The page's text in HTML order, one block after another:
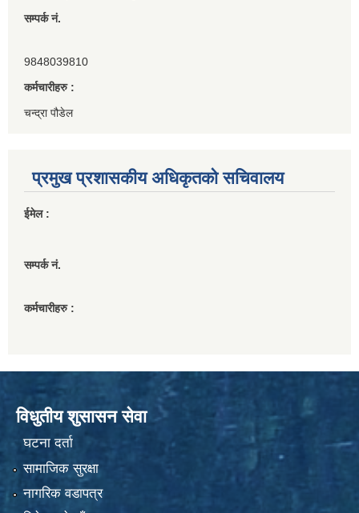
सम्पर्क नं.
9848039810
कर्मचारीहरु :
चन्द्रा पौडेल
प्रमुख प्रशासकीय अधिकृतको सचिवालय
ईमेल :
सम्पर्क नं.
कर्मचारीहरु :
विधुतीय शुसासन सेवा
घटना दर्ता
सामाजिक सुरक्षा
नागरिक वडापत्र